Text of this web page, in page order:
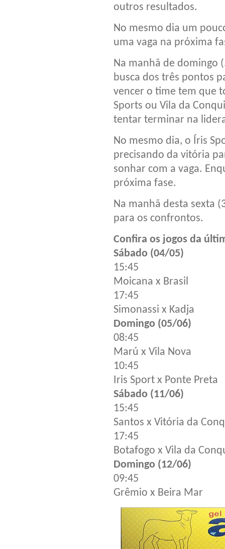
outros resultados.
No mesmo dia um
uma vaga na próxima
Na manhã de domingo
busca dos três pontos
vencer o time tem que
Sports ou Vila da
tentar terminar na
No mesmo dia, o Íris
precisando da vitória
sonhar com a vaga.
próxima fase.
Na manhã desta sexta
para os confrontos.
Confira os jogos da
Sábado (04/05)
15:45
Moicana x Brasil
17:45
Simonassi x Kadja
Domingo (05/06)
08:45
Marú x Vila Nova
10:45
Iris Sport x Ponte Preta
Sábado (11/06)
15:45
Santos x Vitória da
17:45
Botafogo x Vila da
Domingo (12/06)
09:45
Grêmio x Beira Mar